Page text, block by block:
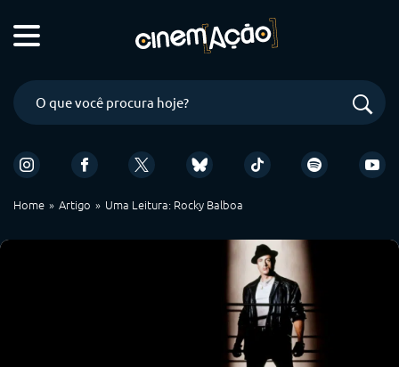
Home Artigo Uma Leitura: Rocky Balboa